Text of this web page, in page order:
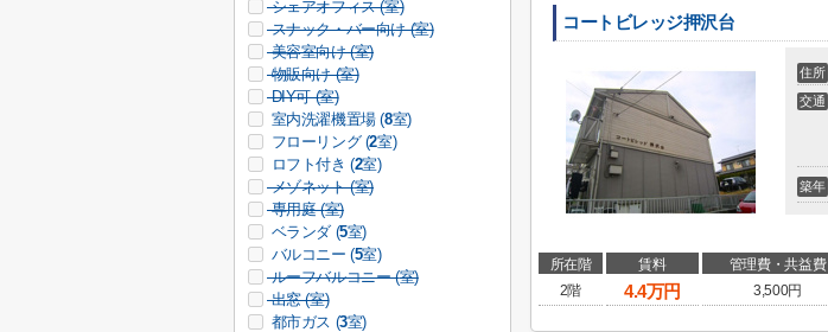
コートビレッジ押沢台
住所
交通
築年
所在階 賃料 管理費・共益費
2階
4.4万円 3,500円
シェアオフィス (室)
スナック・バー向け (室)
美容室向け (室)
物販向け (室)
DIY可 (室)
室内洗濯機置場 (8室)
フローリング (2室)
ロフト付き (2室)
メゾネット (室)
専用庭 (室)
ベランダ (5室)
バルコニー (5室)
ルーフバルコニー (室)
出窓 (室)
都市ガス (3室)